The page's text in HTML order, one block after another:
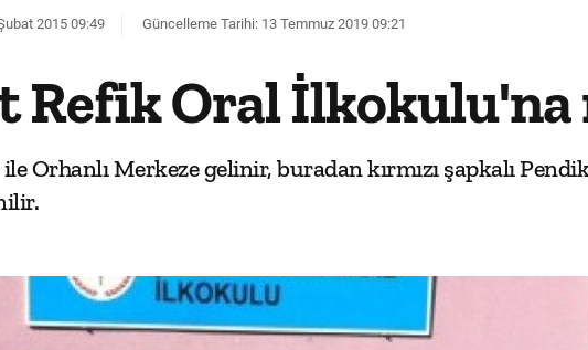
2015 09:49 Güncelleme Tarihi: 13 Temmuz 2019 09:21
Refik Oral İlkokulu'na
Orhanlı Merkeze gelinir, buradan kırmızı şapkalı